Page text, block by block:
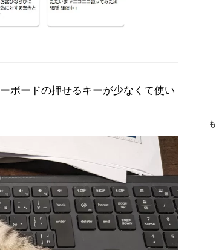
ボードの押せるキーが少なくて使い